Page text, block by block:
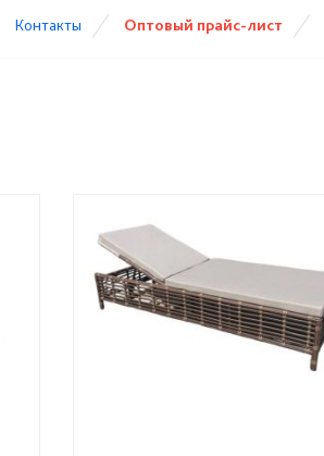
Контакты Оптовый прайс-лист